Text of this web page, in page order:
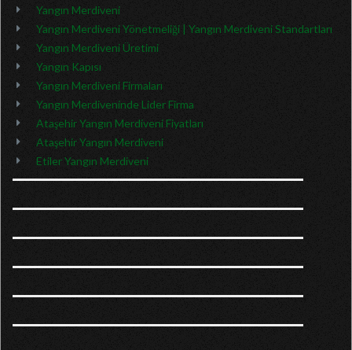
Yangın Merdiveni
Yangın Merdiveni Yönetmeliği | Yangın Merdiveni Standartları
Yangın Merdiveni Üretimi
Yangın Kapısı
Yangın Merdiveni Firmaları
Yangın Merdiveninde Lider Firma
Ataşehir Yangın Merdiveni Fiyatları
Ataşehir Yangın Merdiveni
Etiler Yangın Merdiveni